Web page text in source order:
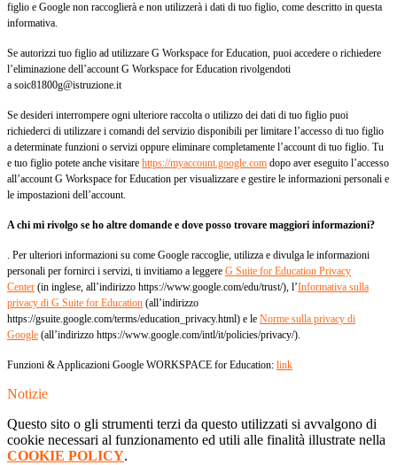
figlio e Google non raccoglierà e non utilizzerà i dati di tuo figlio, come descritto in questa
informativa.
Se autorizzi tuo figlio ad utilizzare G Workspace for Education, puoi accedere o richiedere
l’eliminazione dell’account G Workspace for Education rivolgendoti
a soic81800g@istruzione.it
Se desideri interrompere ogni ulteriore raccolta o utilizzo dei dati di tuo figlio puoi
richiederci di utilizzare i comandi del servizio disponibili per limitare l’accesso di tuo figlio
a determinate funzioni o servizi oppure eliminare completamente l’account di tuo figlio. Tu
e tuo figlio potete anche visitare https://myaccount.google.com dopo aver eseguito l’accesso
all’account G Workspace for Education per visualizzare e gestire le informazioni personali e
le impostazioni dell’account.
A chi mi rivolgo se ho altre domande e dove posso trovare maggiori informazioni?
. Per ulteriori informazioni su come Google raccoglie, utilizza e divulga le informazioni
personali per fornirci i servizi, ti invitiamo a leggere G Suite for Education Privacy
Center (in inglese, all’indirizzo https://www.google.com/edu/trust/), l’Informativa sulla
privacy di G Suite for Education (all’indirizzo
https://gsuite.google.com/terms/education_privacy.html) e le Norme sulla privacy di
Google (all’indirizzo https://www.google.com/intl/it/policies/privacy/).
Funzioni & Applicazioni Google WORKSPACE for Education: link
Notizie
Questo sito o gli strumenti terzi da questo utilizzati si avvalgono di
cookie necessari al funzionamento ed utili alle finalità illustrate nella
COOKIE POLICY.